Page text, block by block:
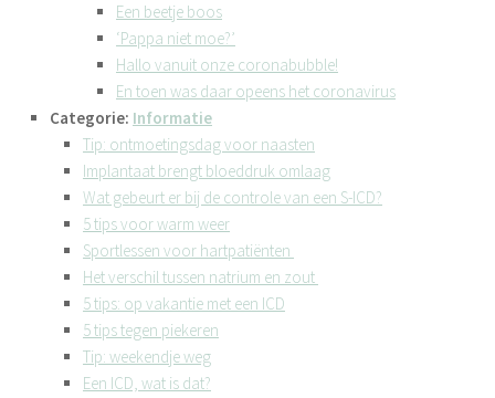
Een beetje boos
‘Pappa niet moe?’
Hallo vanuit onze coronabubble!
En toen was daar opeens het coronavirus
Categorie: Informatie
Tip: ontmoetingsdag voor naasten
Implantaat brengt bloeddruk omlaag
Wat gebeurt er bij de controle van een S-ICD?
5 tips voor warm weer
Sportlessen voor hartpatiënten
Het verschil tussen natrium en zout
5 tips: op vakantie met een ICD
5 tips tegen piekeren
Tip: weekendje weg
Een ICD, wat is dat?